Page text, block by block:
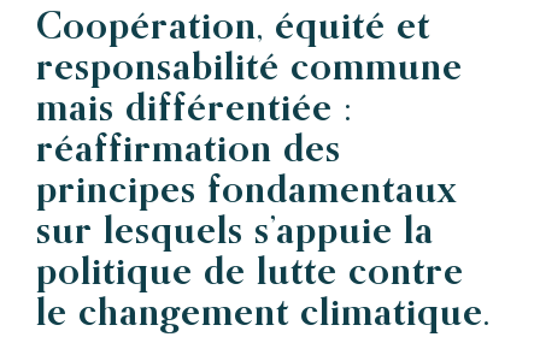
Coopération, équité et
responsabilité commune
mais différentiée :
réaffirmation des
principes fondamentaux
sur lesquels s’appuie la
politique de lutte contre
le changement climatique.